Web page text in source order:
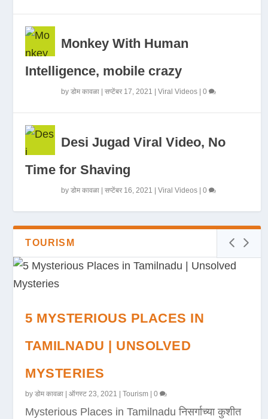
Monkey With Human
Intelligence, mobile crazy
byडोम कावळा |सप्टेंबर 17, 2021 |Viral Videos |0
Desi Jugad Viral Video, No
Time for Shaving
byडोम कावळा |सप्टेंबर 16, 2021 |Viral Videos |0
TOURISM
5 MYSTERIOUS PLACES IN
TAMILNADU | UNSOLVED
MYSTERIES
byडोम कावळा |ऑगस्ट 23, 2021 |Tourism |0
Mysterious Places in Tamilnadu निसर्गाच्या कुशीत